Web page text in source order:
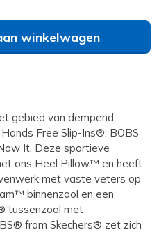
winkelwagen
gebied van dempend
Free Slip-Ins®: BOBS
It. Deze sportieve
ons Heel Pillow™ en heeft
met vaste veters op
binnenzool en een
tussenzool met
from Skechers® zet zich